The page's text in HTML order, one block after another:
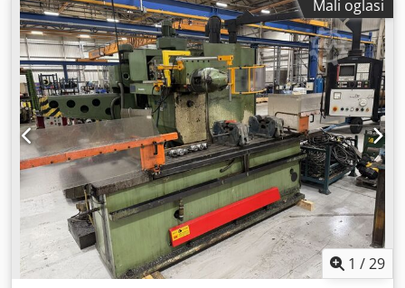
maszynowych
Hod: X 1600 Y 700 Z 760
Mali oglasi
1 /29